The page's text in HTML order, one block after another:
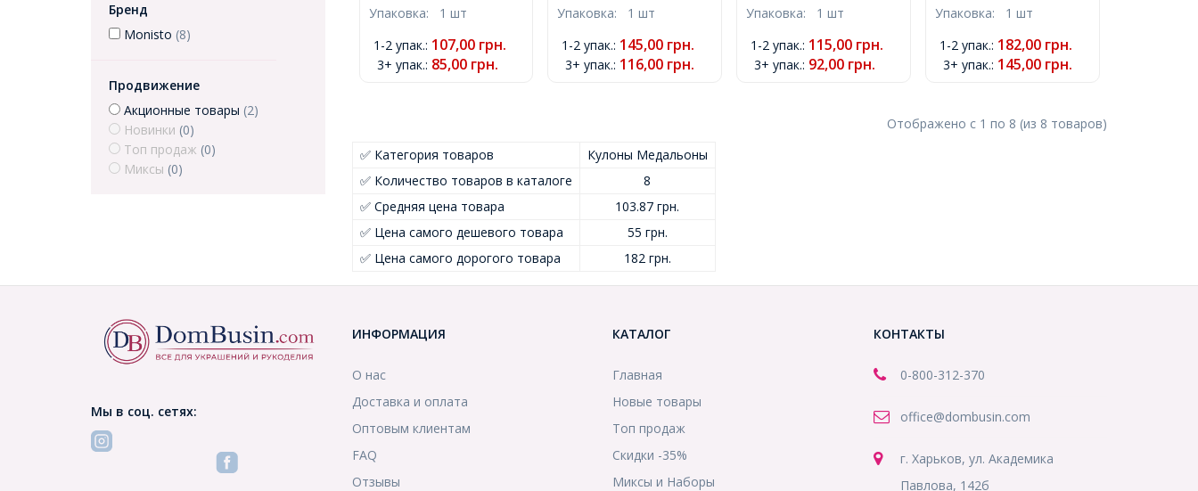
Бренд
Monisto (8)
Продвижение
Акционные товары (2)
Новинки (0)
Топ продаж (0)
Миксы (0)
Розовое Золото,
4мм, Внутренний
Диаметр около 24мм,
Упаковка: 1 шт
1-2 упак.: 107,00 грн.
3+ упак.: 85,00 грн.
Цвет: Бронза, Размер:
Внутри 30мм, Отверстие
6x4мм,
Упаковка: 1 шт
1-2 упак.: 145,00 грн.
3+ упак.: 116,00 грн.
Сплава, Серебро,
Внутри 30мм, Отверстие
6x4мм,
Упаковка: 1 шт
1-2 упак.: 115,00 грн.
3+ упак.: 92,00 грн.
Магнитной Застежкой,
43x35x16мм, Отверстие
7x4мм,
Упаковка: 1 шт
1-2 упак.: 182,00 грн.
3+ упак.: 145,00 грн.
Отображено с 1 по 8 (из 8 товаров)
✅ Категория товаров
Кулоны Медальоны
✅ Количество товаров в каталоге
8
✅ Средняя цена товара
103.87 грн.
✅ Цена самого дешевого товара
55 грн.
✅ Цена самого дорогого товара
182 грн.
Мы в соц. сетях:
ИНФОРМАЦИЯ
О нас
Доставка и оплата
Оптовым клиентам
FAQ
Отзывы
КАТАЛОГ
Главная
Новые товары
Топ продаж
Скидки -35%
Миксы и Наборы
КОНТАКТЫ
0-800-312-370
office@dombusin.com
г. Харьков, ул. Академика
Павлова, 142б